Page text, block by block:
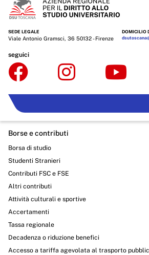
SEDE LEGALE
Viale Antonio Gramsci, 36 50132 - Firenze
DOMICILIO
seguici
Borse e contributi
Borsa di studio
Studenti Stranieri
Contributi FSC e FSE
Altri contributi
Attività culturali e sportive
Accertamenti
Tassa regionale
Decadenza o riduzione benefici
Accesso a tariffa agevolata al trasporto